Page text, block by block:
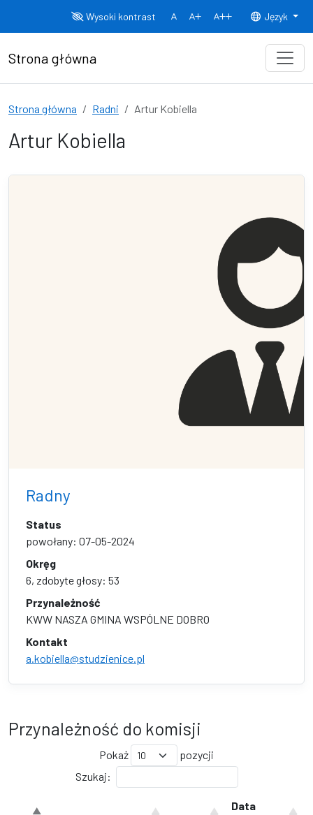
Wysoki kontrast
Normalny rozmiar czcionki
Rozmiar czcionki 150% Rozmiar
Język
Strona główna
Strona główna Radni Artur Kobiella
Artur Kobiella
Radny
Status
powołany: 07-05-2024
Okręg
6, zdobyte głosy: 53
Przynależność
KWW NASZA GMINA WSPÓLNE DOBRO
Kontakt
a.kobiella@studzienice.pl
Przynależność do komisji
Pokaż
pozycji
Szukaj:
Data